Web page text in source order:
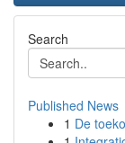
Search
Published News
1 De